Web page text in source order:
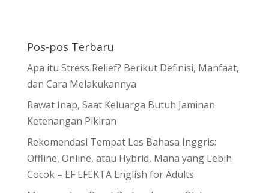
Pos-pos Terbaru
Apa itu Stress Relief? Berikut Definisi, Manfaat,
dan Cara Melakukannya
Rawat Inap, Saat Keluarga Butuh Jaminan
Ketenangan Pikiran
Rekomendasi Tempat Les Bahasa Inggris:
Offline, Online, atau Hybrid, Mana yang Lebih
Cocok – EF EFEKTA English for Adults